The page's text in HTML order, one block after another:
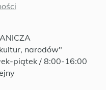
narodów"
piątek / 8:00-16:00